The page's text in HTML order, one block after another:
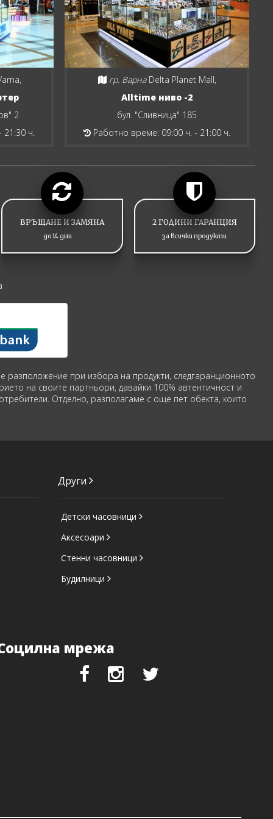
2
21:30 ч.
гр. Варна Delta Planet Mall,
Alltime ниво -2
бул. "Сливница" 185
Работно време: 09:00 ч. - 21:00 ч.
ВРЪЩАНЕ И ЗАМЯНА
до 14 дни
2 ГОДИНИ ГАРАНЦИЯ
за всички продукти
разположение при избора на продукти, следгаранционното
на своите партньори, давайки 100% автентичност и
Отделно, разполагаме с още пет обекта, които
Други
Детски часовници
Аксесоари
Стенни часовници
Будилници
мрежа